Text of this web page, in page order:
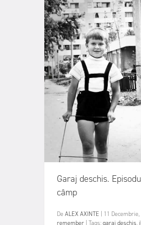
Garaj deschis.
câmp
De ALEX AXINTE 11 Decembrie,
remember Tags:garaj deschis,